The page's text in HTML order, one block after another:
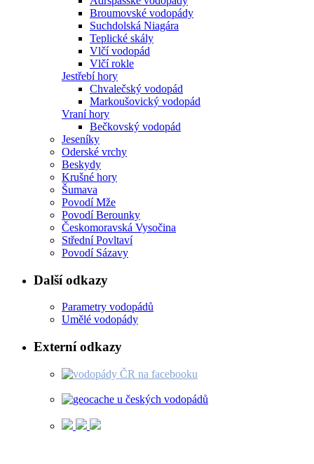
Broumovské vodopády
Suchdolská Niagára
Teplické skály
Vlčí vodopád
Vlčí rokle
Jestřebí hory
Chvalečský vodopád
Markoušovický vodopád
Vraní hory
Bečkovský vodopád
Jeseníky
Oderské vrchy
Beskydy
Krušné hory
Šumava
Povodí Mže
Povodí Berounky
Českomoravská Vysočina
Střední Povltaví
Povodí Sázavy
Další odkazy
Parametry vodopádů
Umělé vodopády
Externí odkazy